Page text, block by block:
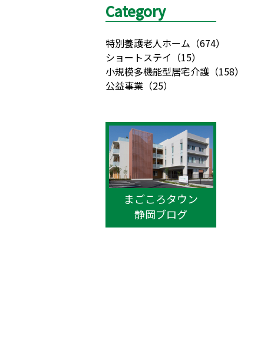
Category
特別養護老人ホーム （674）
ショートステイ （15）
小規模多機能型居宅介護 （158）
公益事業 （25）
まごころタウン
静岡ブログ